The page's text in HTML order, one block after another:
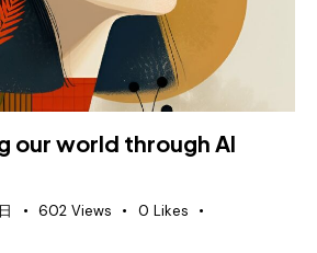
our world through AI
602 Views 0 Likes